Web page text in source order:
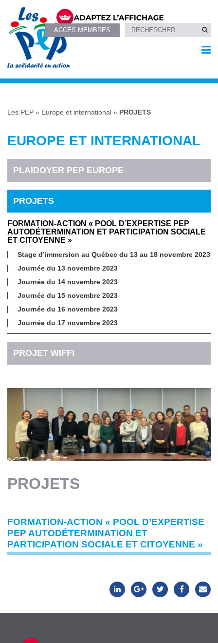
ACCÈS MEMBRES
Les PEP » Europe et international » PROJETS
EUROPE ET INTERNATIONAL
PLAIDOYER PEP EUROPE
PROJETS
FORMATION-ACTION « POOL D’EXPERTISE PEP
AUTODÉTERMINATION ET PARTICIPATION SOCIALE
ET CITOYENNE »
Stage d’immersion au Québec du 13 au 18 novembre 2023
Journée du 13 novembre 2023
Journée du 14 novembre 2023
Journée du 15 novembre 2023
Journée du 16 novembre 2023
Journée du 17 novembre 2023
PROJET WIFFI
PROJETS
FORMATION-ACTION « POOL D’EXPERTISE
PEP AUTODÉTERMINATION ET
PARTICIPATION SOCIALE ET CITOYENNE »